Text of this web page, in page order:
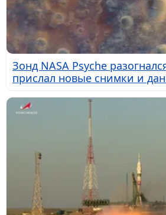
Зонд NASA Psyche
прислал новые снимки и